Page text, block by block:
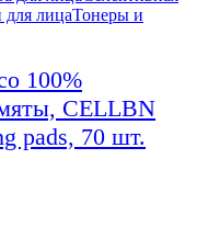
лицаТонеры и
100%
CELLBN
pads, 70 шт.